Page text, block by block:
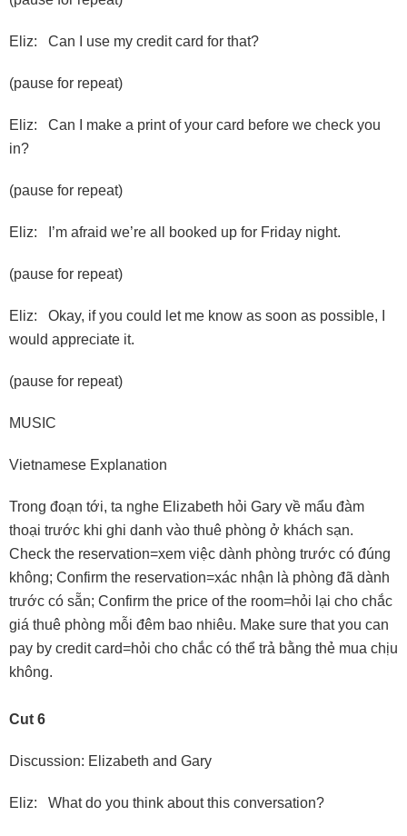
Eliz: Can I use my credit card for that?
(pause for repeat)
Eliz: Can I make a print of your card before we check you
in?
(pause for repeat)
Eliz: I’m afraid we’re all booked up for Friday night.
(pause for repeat)
Eliz: Okay, if you could let me know as soon as possible, I
would appreciate it.
(pause for repeat)
MUSIC
Vietnamese Explanation
Trong đoạn tới, ta nghe Elizabeth hỏi Gary về mẩu đàm
thoại trước khi ghi danh vào thuê phòng ở khách sạn.
Check the reservation=xem việc dành phòng trước có đúng
không; Confirm the reservation=xác nhận là phòng đã dành
trước có sẵn; Confirm the price of the room=hỏi lại cho chắc
giá thuê phòng mỗi đêm bao nhiêu. Make sure that you can
pay by credit card=hỏi cho chắc có thể trả bằng thẻ mua chịu
không.
Cut 6
Discussion: Elizabeth and Gary
Eliz: What do you think about this conversation?